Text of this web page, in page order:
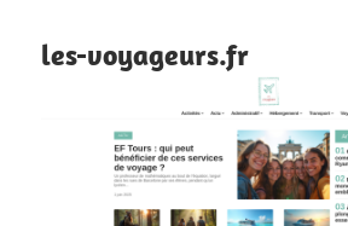
les-voyageurs.fr